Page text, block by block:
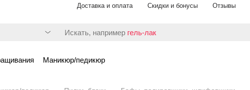
Доставка и оплата Скидки и бонусы Отзывы
Искать, например гель-лак
Маникюр/педикюр